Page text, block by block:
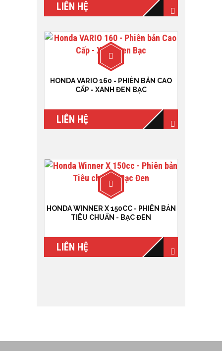
LIÊN HỆ
HONDA VARIO 160 - PHIÊN BẢN CAO
CẤP - XANH ĐEN BẠC
LIÊN HỆ
HONDA WINNER X 150CC - PHIÊN BẢN
TIÊU CHUẨN - BẠC ĐEN
LIÊN HỆ